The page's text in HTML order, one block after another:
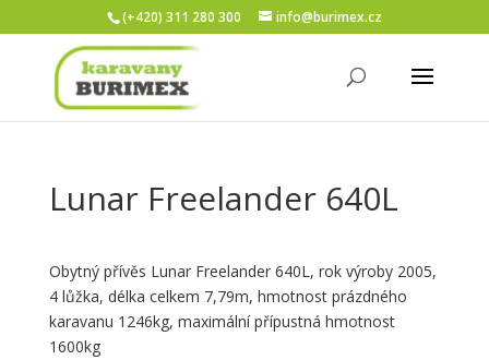
(+420) 311 280 300 info@burimex.cz
Lunar Freelander 640L
Obytný přívěs Lunar Freelander 640L, rok výroby 2005,
4 lůžka, délka celkem 7,79m, hmotnost prázdného
karavanu 1246kg, maximální přípustná hmotnost
1600kg